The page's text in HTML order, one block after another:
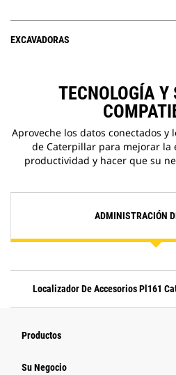
EXCAVADORAS
TECNOLOGÍA Y
Aproveche los datos conectados
de Caterpillar para mejorar la
productividad y hacer que su
ADMINISTRACIÓN
Localizador De Accesorios Pl161
Productos
Su Negocio